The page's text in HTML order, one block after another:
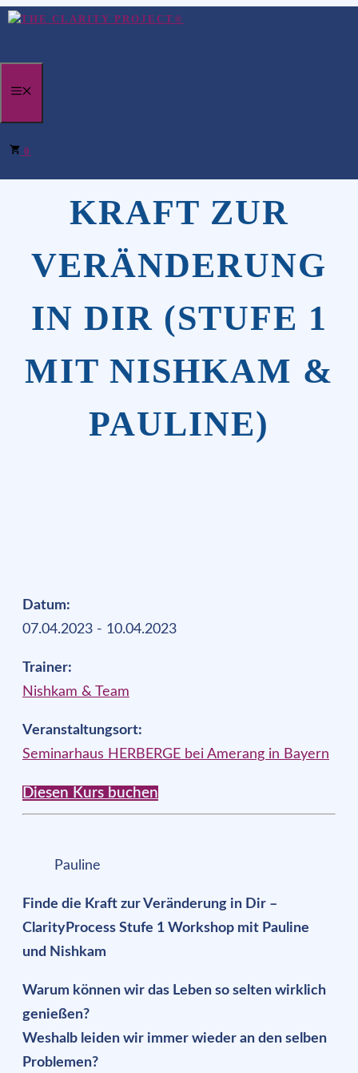
Zum
springen
0
KRAFT ZUR
VERÄNDERUNG
IN DIR (STUFE 1
MIT NISHKAM &
PAULINE)
Datum:
07.04.2023 - 10.04.2023
Trainer:
Nishkam & Team
Veranstaltungsort:
Seminarhaus HERBERGE bei Amerang in Bayern
Diesen Kurs buchen
Pauline
Finde die Kraft zur Veränderung in Dir –
ClarityProcess Stufe 1 Workshop mit Pauline
und Nishkam
Warum können wir das Leben so selten wirklich
genießen?
Weshalb leiden wir immer wieder an den selben
Problemen?